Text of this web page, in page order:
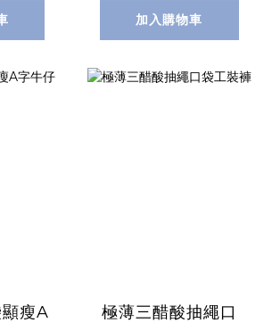
加入購物車
瘦A
極薄三醋酸抽繩口